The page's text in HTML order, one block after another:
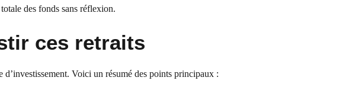
des fonds sans réflexion.
ces retraits
d’investissement. Voici un résumé des points principaux :